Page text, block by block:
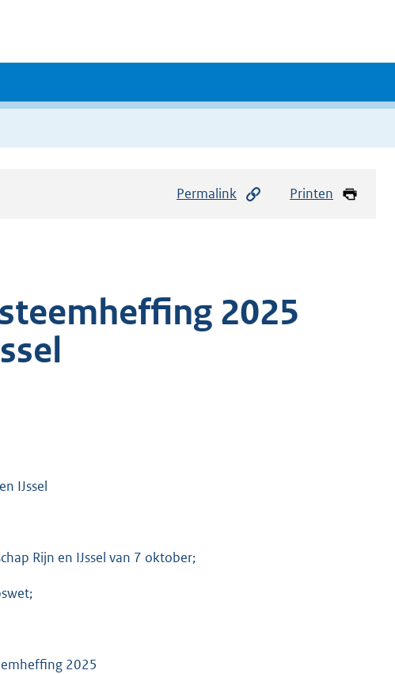
Permalink Printen
2025
IJssel
Rijn en IJssel van 7 oktober;
2025